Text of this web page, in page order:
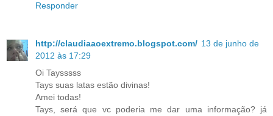
Responder
http://claudiaaoextremo.blogspot.com/ 13 de junho de
2012 às 17:29
Oi Taysssss
Tays suas latas estão divinas!
Amei todas!
Tays, será que vc poderia me dar uma informação? já